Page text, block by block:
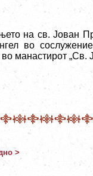
на св. Јован
во
манастирот „Св.
>